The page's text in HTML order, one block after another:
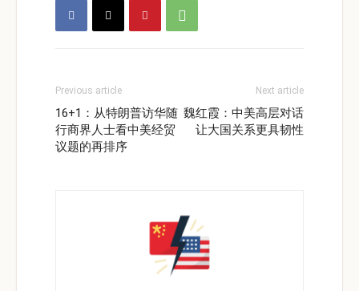
Previous article
16+1：从特朗普访华随
行商界人士看中美经贸
议题的再排序
Next article
魏红霞：中美高层对话
让大国关系更具韧性